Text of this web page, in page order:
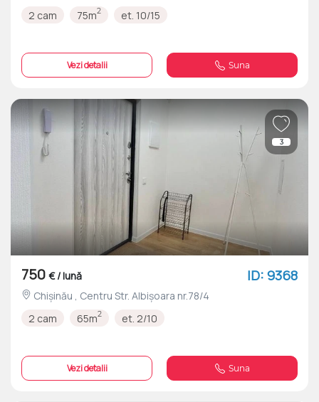
2 cam
75m2 et. 10/15
Vezi detalii Suna
3
750 € / lună ID: 9368
Chișinău , Centru Str. Albișoara nr.78/4
2 cam
65m2 et. 2/10
Vezi detalii Suna